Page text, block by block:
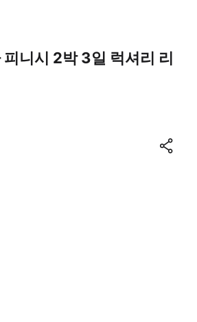
니시 2박 3일 럭셔리 리